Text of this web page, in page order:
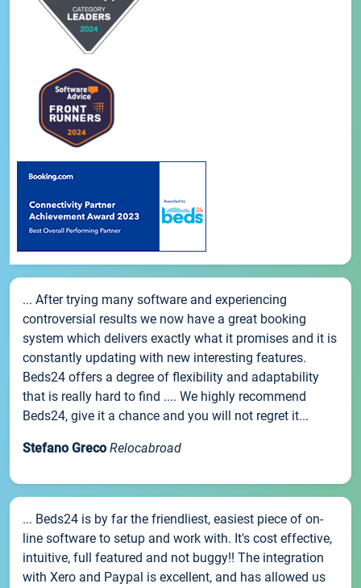
... After trying many software and experiencing
controversial results we now have a great booking
system which delivers exactly what it promises and it is
constantly updating with new interesting features.
Beds24 offers a degree of flexibility and adaptability
that is really hard to find .... We highly recommend
Beds24, give it a chance and you will not regret it...
Stefano Greco Relocabroad
... Beds24 is by far the friendliest, easiest piece of on-
line software to setup and work with. It's cost effective,
intuitive, full featured and not buggy!! The integration
with Xero and Paypal is excellent, and has allowed us